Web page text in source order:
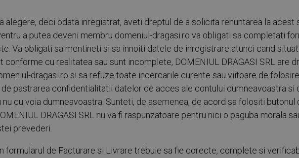
alegere, deci odata inregistrat, aveti dreptul de a solicita renuntarea la acest
a putea deveni membru domeniul-dragasi.ro va obligati sa completati
Va obligati sa mentineti si sa innoiti datele de inregistrare atunci cand
cu realitatea sau sunt incomplete, DOMENIUL DRAGASI SRL are
dragasi.ro si sa refuze toate incercarile curente sau viitoare de
pastrarea confidentialitatii datelor de acces ale contului dumneavoastra si
cu voia dumneavoastra. Sunteti, de asemenea, de acord sa folositi butonul
DRAGASI SRL nu va fi raspunzatoare pentru nici o paguba morala
prevederi.
formularul de Facturare si Livrare trebuie sa fie corecte, complete si